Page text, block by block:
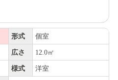
形式 個室
広さ 12.0㎡
様式 洋室